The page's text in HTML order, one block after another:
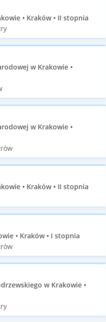
• Kraków • II stopnia
w Krakowie •
w Krakowie •
• Kraków • II stopnia
• Kraków • I stopnia
w Krakowie •